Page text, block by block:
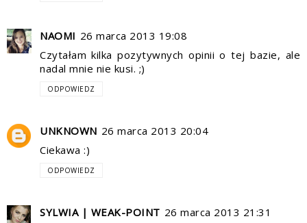
NAOMI 26 marca 2013 19:08
Czytałam kilka pozytywnych opinii o tej bazie, ale
nadal mnie nie kusi. ;)
ODPOWIEDZ
UNKNOWN 26 marca 2013 20:04
Ciekawa :)
ODPOWIEDZ
SYLWIA | WEAK-POINT 26 marca 2013 21:31